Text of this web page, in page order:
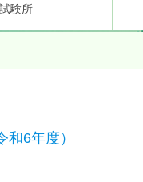
験所
6年度）